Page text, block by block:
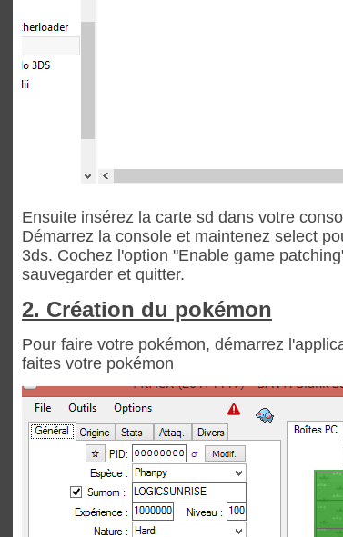
Ensuite insérez la carte sd dans votre
Démarrez la console et maintenez select
3ds. Cochez l'option "Enable game
sauvegarder et quitter.
2. Création du pokémon
Pour faire votre pokémon, démarrez
faites votre pokémon